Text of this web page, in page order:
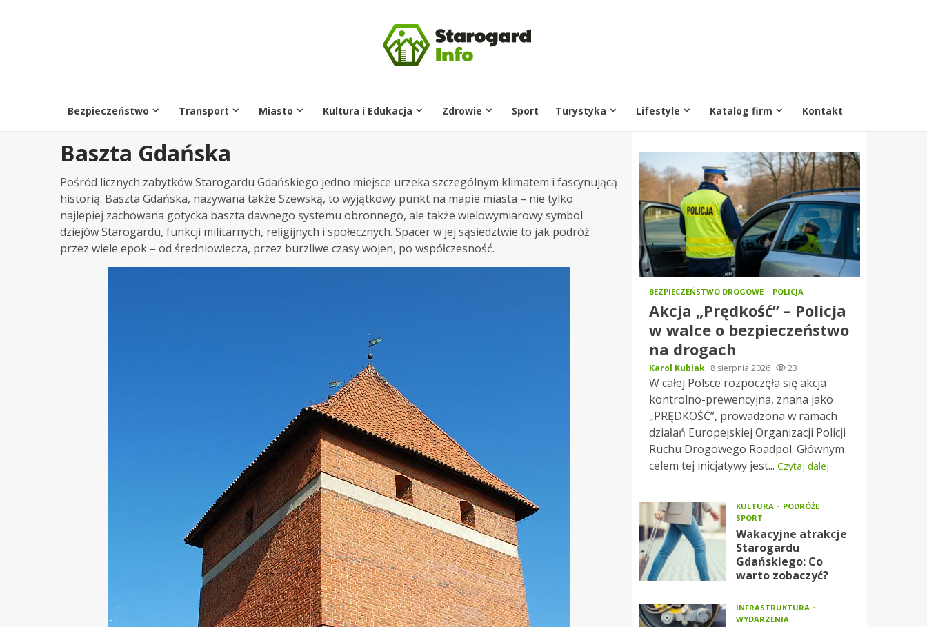
Bezpieczeństwo Transport Miasto Kultura i Edukacja Zdrowie Sport Turystyka Lifestyle Katalog firm Kontakt
Baszta Gdańska
Pośród licznych zabytków Starogardu Gdańskiego jedno miejsce urzeka szczególnym klimatem i fascynującą
historią. Baszta Gdańska, nazywana także Szewską, to wyjątkowy punkt na mapie miasta – nie tylko
najlepiej zachowana gotycka baszta dawnego systemu obronnego, ale także wielowymiarowy symbol
dziejów Starogardu, funkcji militarnych, religijnych i społecznych. Spacer w jej sąsiedztwie to jak podróż
przez wiele epok – od średniowiecza, przez burzliwe czasy wojen, po współczesność.
BEZPIECZEŃSTWO DROGOWE POLICJA
Akcja „Prędkość” – Policja
w walce o bezpieczeństwo
na drogach
Karol Kubiak 8 sierpnia 2026 23
W całej Polsce rozpoczęła się akcja
kontrolno-prewencyjna, znana jako
„PRĘDKOŚĆ”, prowadzona w ramach
działań Europejskiej Organizacji Policji
Ruchu Drogowego Roadpol. Głównym
celem tej inicjatywy jest... Czytaj dalej
KULTURA
PODRÓŻE
SPORT
Wakacyjne atrakcje
Starogardu
Gdańskiego: Co
warto zobaczyć?
INFRASTRUKTURA
WYDARZENIA